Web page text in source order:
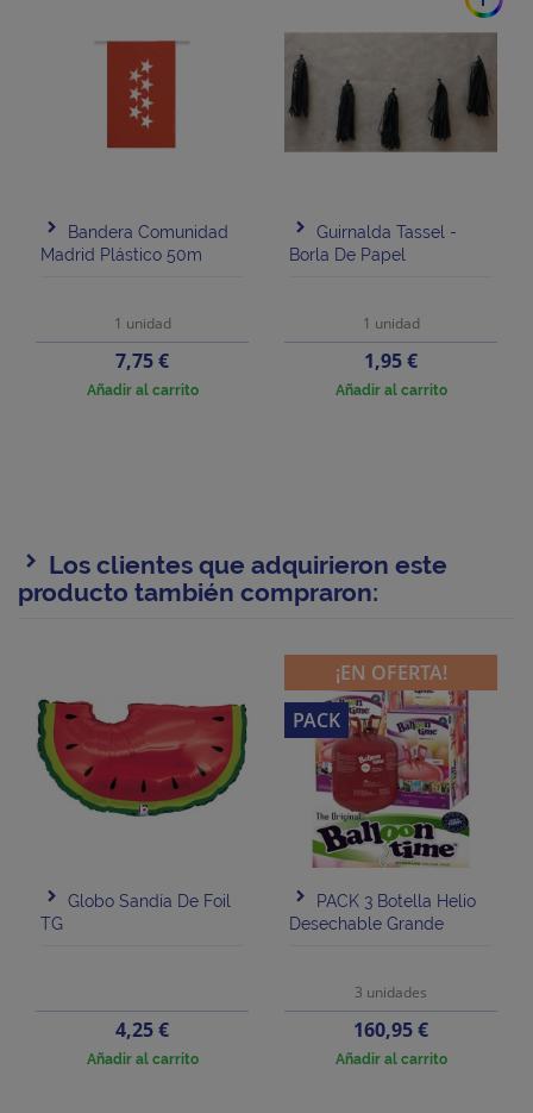
Bandera Comunidad
Madrid Plástico 50m
1 unidad
Precio
7,75 €
Añadir al carrito
Guirnalda Tassel -
Borla De Papel
1 unidad
Precio
1,95 €
Añadir al carrito
Los clientes que adquirieron este
producto también compraron:
Globo Sandía De Foil
TG
Precio
4,25 €
Añadir al carrito
PACK 3 Botella Helio
Desechable Grande
3 unidades
Precio
160,95 €
Añadir al carrito
¡EN OFERTA!
PACK